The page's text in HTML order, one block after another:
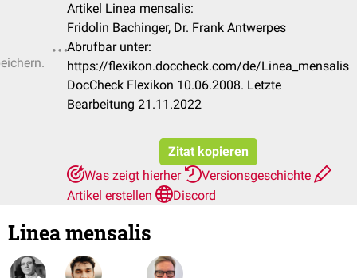
Artikel Linea mensalis:
Fridolin Bachinger, Dr. Frank Antwerpes
Abrufbar unter:
https://flexikon.doccheck.com/de/Linea_mensalis
DocCheck Flexikon 10.06.2008. Letzte
Bearbeitung 21.11.2022
Zitat kopieren
Was zeigt hierher
Versionsgeschichte
Artikel erstellen
Discord
Linea mensalis